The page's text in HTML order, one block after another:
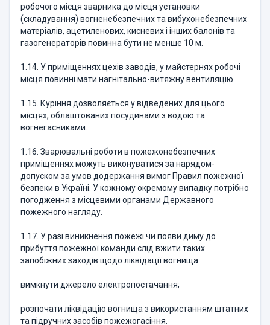
робочого місця зварника до місця установки
(складування) вогненебезпечних та вибухонебезпечних
матеріалів, ацетиленових, кисневих і інших балонів та
газогенераторів повинна бути не менше 10 м.
1.14. У приміщеннях цехів заводів, у майстернях робочі
місця повинні мати нагнітально-витяжну вентиляцію.
1.15. Куріння дозволяється у відведених для цього
місцях, облаштованих посудинами з водою та
вогнегасниками.
1.16. Зварювальні роботи в пожежонебезпечних
приміщеннях можуть виконуватися за нарядом-
допуском за умов додержання вимог Правил пожежної
безпеки в Україні. У кожному окремому випадку потрібно
погодження з місцевими органами Державного
пожежного нагляду.
1.17. У разі виникнення пожежі чи появи диму до
прибуття пожежної команди слід вжити таких
запобіжних заходів щодо ліквідації вогнища:
вимкнути джерело електропостачання;
розпочати ліквідацію вогнища з використанням штатних
та підручних засобів пожежогасіння.